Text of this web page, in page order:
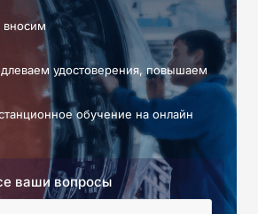
вносим
удостоверения, повышаем
обучение на онлайн
ваши вопросы